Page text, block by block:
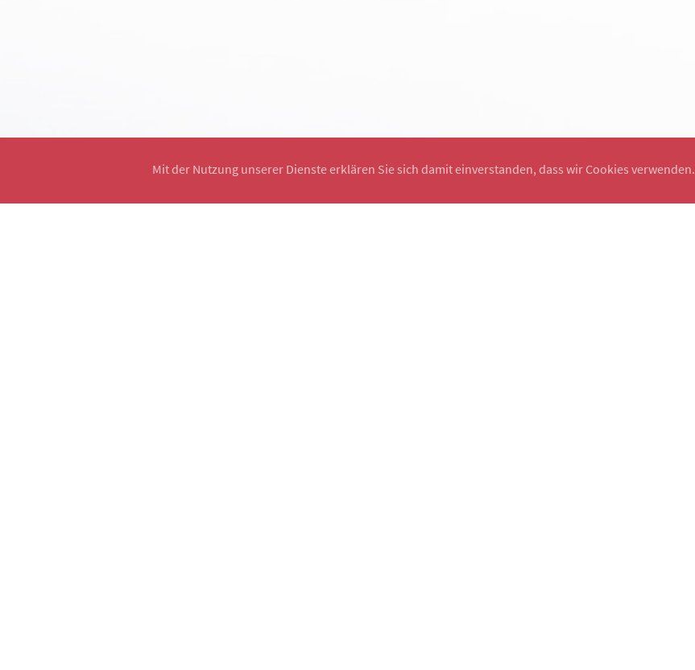
Mit der Nutzung unserer Dienste erklären Sie sich damit einverstanden, dass wir Cookies verwenden.